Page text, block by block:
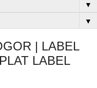
▼
▼
| LABEL
LABEL